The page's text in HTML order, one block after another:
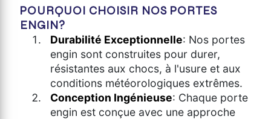
POURQUOI CHOISIR NOS PORTES
ENGIN?
Durabilité Exceptionnelle: Nos portes
engin sont construites pour durer,
résistantes aux chocs, à l'usure et aux
conditions météorologiques extrêmes.
Conception Ingénieuse: Chaque porte
engin est conçue avec une approche